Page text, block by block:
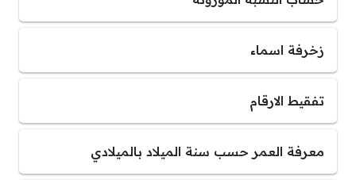
زخرفة اسماء
تفقيط الارقام
معرفة العمر حسب سنة الميلاد بالميلادي